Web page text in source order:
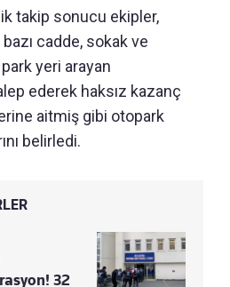
takip sonucu ekipler,
cadde, sokak ve
yeri arayan
ederek haksız kazanç
aitmiş gibi otopark
belirledi.
32